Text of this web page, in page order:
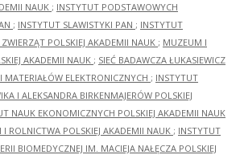
NAUK ; INSTYTUT PODSTAWOWYCH
; INSTYTUT SLAWISTYKI PAN ; INSTYTUT
POLSKIEJ AKADEMII NAUK ; MUZEUM I
AKADEMII NAUK ; SIEĆ BADAWCZA ŁUKASIEWICZ
ELEKTRONICZNYCH ; INSTYTUT
I ALEKSANDRA BIRKENMAJERÓW POLSKIEJ
NAUK EKONOMICZNYCH POLSKIEJ AKADEMII NAUK
ROLNICTWA POLSKIEJ AKADEMII NAUK ; INSTYTUT
BIOMEDYCZNEJ IM. MACIEJA NAŁĘCZA POLSKIEJ